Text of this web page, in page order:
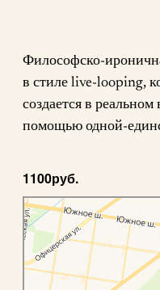
Философско-
в стиле live-looping,
создается в
помощью одной-
1100руб.